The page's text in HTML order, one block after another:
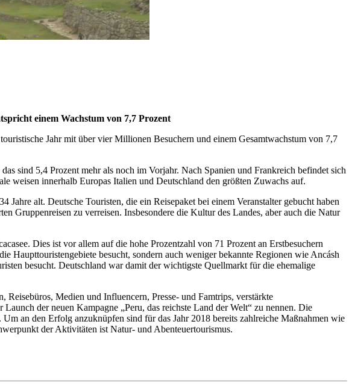
einem Wachstum von 7,7 Prozent
Jahr mit über vier Millionen Besuchern und einem Gesamtwachstum von 7,7
sind 5,4 Prozent mehr als noch im Vorjahr. Nach Spanien und Frankreich befindet sich
weisen innerhalb Europas Italien und Deutschland den größten Zuwachs auf.
alt. Deutsche Touristen, die ein Reisepaket bei einem Veranstalter gebucht haben
Gruppenreisen zu verreisen. Insbesondere die Kultur des Landes, aber auch die Natur
Dies ist vor allem auf die hohe Prozentzahl von 71 Prozent an Erstbesuchern
Haupttouristengebiete besucht, sondern auch weniger bekannte Regionen wie Ancásh
besucht. Deutschland war damit der wichtigste Quellmarkt für die ehemalige
Medien und Influencern, Presse- und Famtrips, verstärkte
der neuen Kampagne „Peru, das reichste Land der Welt“ zu nennen. Die
an den Erfolg anzuknüpfen sind für das Jahr 2018 bereits zahlreiche Maßnahmen wie
der Aktivitäten ist Natur- und Abenteuertourismus.